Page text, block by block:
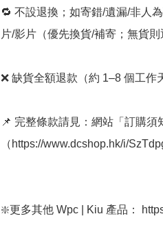
🔁 不設退換；如寄錯/遺漏/非人
片/影片（優先換貨/補寄；無貨則
❌ 缺貨全額退款（約 1–8 個工作
📌 完整條款請見：網站「訂購須
（https://www.dcshop.hk/i/
❇️更多其他 Wpc | Kiu 產品：